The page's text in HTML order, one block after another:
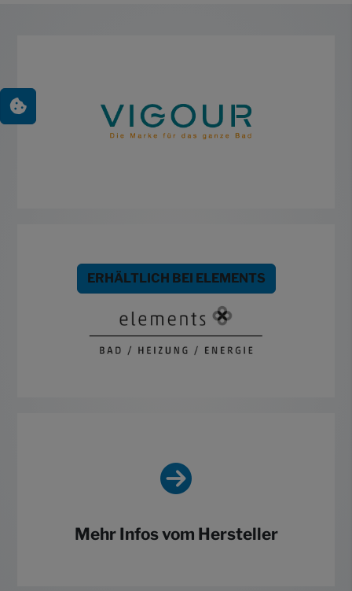
ERHÄLTLICH BEI ELEMENTS
Mehr Infos vom Hersteller